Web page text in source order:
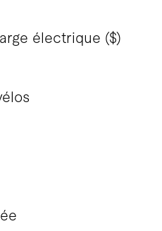
électrique ($)